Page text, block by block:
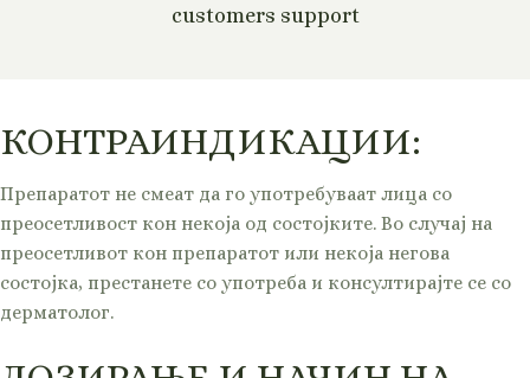
customers support
КОНТРАИНДИКАЦИИ:
Препаратот не смеат да го употребуваат лица со
преосетливост кон некоја од состојките. Во случај на
преосетливот кон препаратот или некоја негова
состојка, престанете со употреба и консултирајте се со
дерматолог.